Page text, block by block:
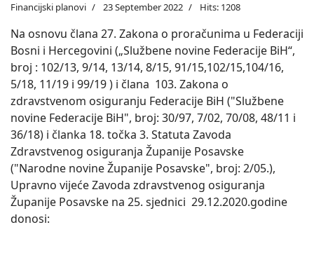
Financijski planovi 23 September 2022 Hits: 1208
Na osnovu člana 27. Zakona o proračunima u Federaciji
Bosni i Hercegovini („Službene novine Federacije BiH“,
broj : 102/13, 9/14, 13/14, 8/15, 91/15,102/15,104/16,
5/18, 11/19 i 99/19 ) i člana 103. Zakona o
zdravstvenom osiguranju Federacije BiH ("Službene
novine Federacije BiH", broj: 30/97, 7/02, 70/08, 48/11 i
36/18) i članka 18. točka 3. Statuta Zavoda
Zdravstvenog osiguranja Županije Posavske
("Narodne novine Županije Posavske", broj: 2/05.),
Upravno vijeće Zavoda zdravstvenog osiguranja
Županije Posavske na 25. sjednici 29.12.2020.godine
donosi: